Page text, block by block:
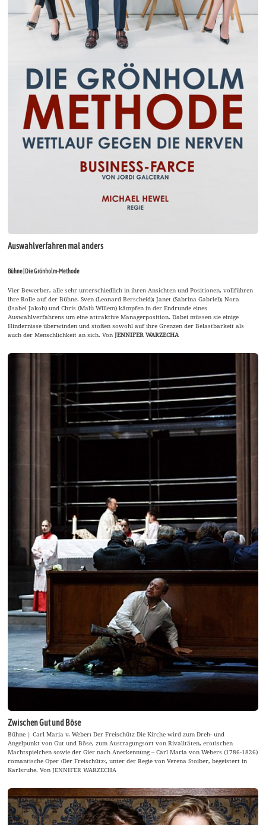
Auswahlverfahren mal anders
Bühne | Die Grönholm-Methode
Vier Bewerber, alle sehr unterschiedlich in ihren Ansichten und Positionen, vollführen
ihre Rolle auf der Bühne. Sven (Leonard Berscheid); Janet (Sabrina Gabriel); Nora
(Isabel Jakob) und Chris (Malù Willem) kämpfen in der Endrunde eines
Auswahlverfahrens um eine attraktive Managerposition. Dabei müssen sie einige
Hindernisse überwinden und stoßen sowohl auf ihre Grenzen der Belastbarkeit als
auch der Menschlichkeit an sich. VonJENNIFER WARZECHA
Zwischen Gut und Böse
Bühne | Carl Maria v. Weber: Der Freischütz Die Kirche wird zum Dreh- und
Angelpunkt von Gut und Böse, zum Austragungsort von Rivalitäten, erotischen
Machtspielchen sowie der Gier nach Anerkennung – Carl Maria von Webers (1786-1826)
romantische Oper ›Der Freischütz‹, unter der Regie von Verena Stoiber, begeistert in
Karlsruhe. Von JENNIFER WARZECHA